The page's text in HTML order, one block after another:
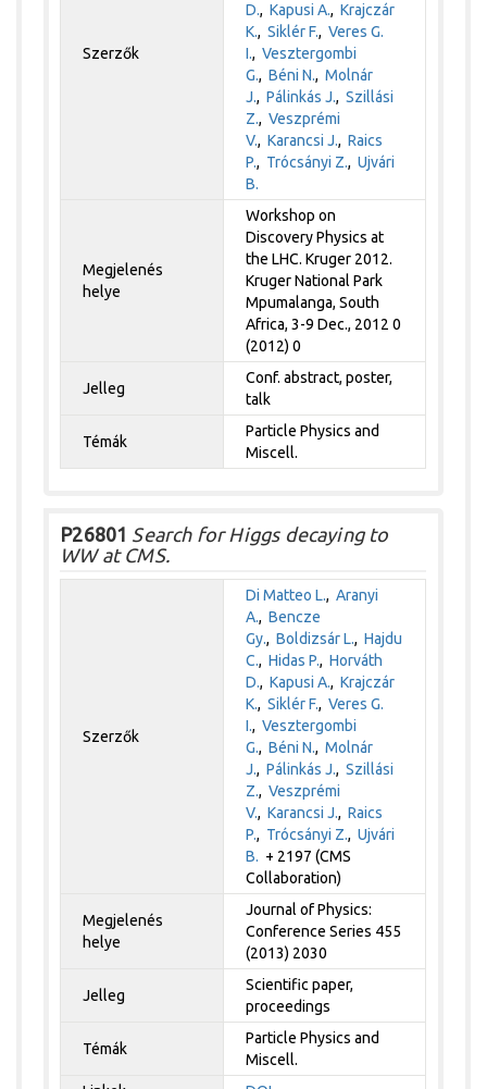
Szerzők
D.,Kapusi A.,Krajczár
K.,Siklér F.,Veres G.
I.,Vesztergombi
G.,Béni N.,Molnár
J.,Pálinkás J.,Szillási
Z.,Veszprémi
V.,Karancsi J.,Raics
P., Trócsányi Z.,Ujvári
B.
Megjelenés
helye
Workshop on
Discovery Physics at
the LHC. Kruger 2012.
Kruger National Park
Mpumalanga, South
Africa, 3-9 Dec., 2012 0
(2012) 0
Jelleg
Conf. abstract, poster,
talk
Témák
Particle Physics and
Miscell.
P26801 Search for Higgs decaying to
WW at CMS.
Szerzők
Di Matteo L.,Aranyi
A.,Bencze
Gy.,Boldizsár L.,Hajdu
C.,Hidas P.,Horváth
D.,Kapusi A.,Krajczár
K.,Siklér F.,Veres G.
I.,Vesztergombi
G.,Béni N.,Molnár
J.,Pálinkás J.,Szillási
Z.,Veszprémi
V.,Karancsi J.,Raics
P., Trócsányi Z.,Ujvári
B. + 2197 (CMS
Collaboration)
Megjelenés
helye
Journal of Physics:
Conference Series 455
(2013) 2030
Jelleg
Scientific paper,
proceedings
Témák
Particle Physics and
Miscell.